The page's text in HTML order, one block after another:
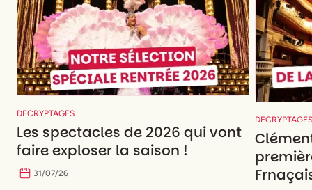
DECRYPTAGES
Les spectacles de 2026 qui vont
faire exploser la saison !
31/07/26